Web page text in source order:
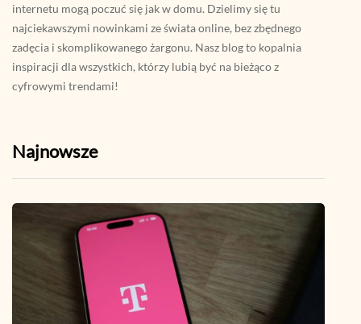
internetu mogą poczuć się jak w domu. Dzielimy się tu
najciekawszymi nowinkami ze świata online, bez zbędnego
zadęcia i skomplikowanego żargonu. Nasz blog to kopalnia
inspiracji dla wszystkich, którzy lubią być na bieżąco z
cyfrowymi trendami!
Najnowsze